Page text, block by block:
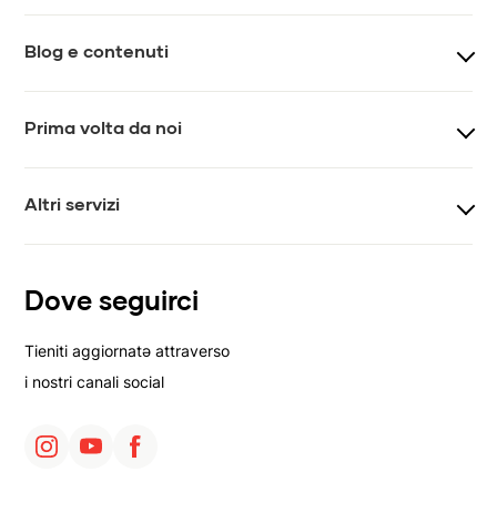
Tesseramento Gift card
Blog e contenuti
Newsletter Video
Prima volta da noi
Lezioni di prova
Altri servizi
Dove seguirci
Tieniti aggiornatə attraverso
i nostri canali social